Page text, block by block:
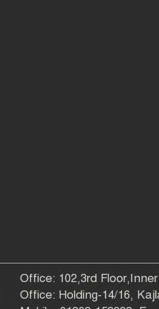
Office: 102,3rd
Office: Holding-14/16,